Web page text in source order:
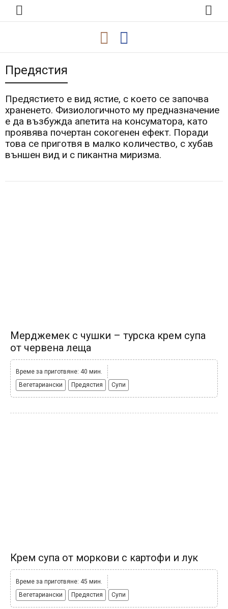
Предястия
Предястието е вид ястие, с което се започва
храненето. Физиологичното му предназначение
е да възбужда апетита на консуматора, като
проявява почертан сокогенен ефект. Поради
това се приготвя в малко количество, с хубав
външен вид и с пикантна миризма.
Мерджемек с чушки – турска крем супа
от червена леща
Време за приготвяне: 40 мин.
Вегетариански
Предястия Супи
Крем супа от моркови с картофи и лук
Време за приготвяне: 45 мин.
Вегетариански
Предястия Супи